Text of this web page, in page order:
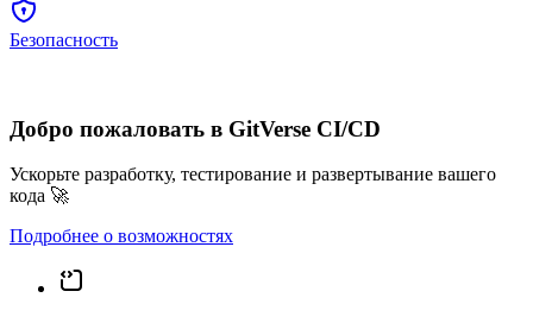
Безопасность
Добро пожаловать в GitVerse CI/CD
Ускорьте разработку, тестирование и развертывание вашего
кода 🚀
Подробнее о возможностях